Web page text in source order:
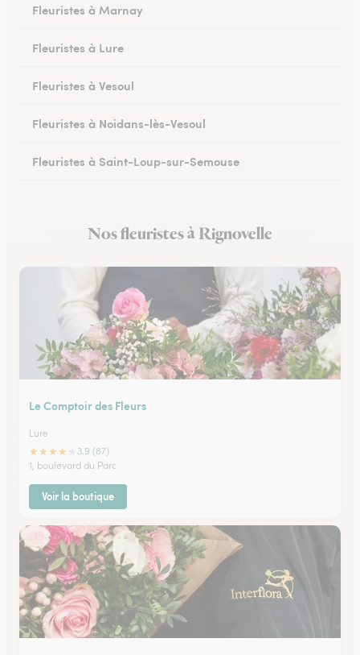
Fleuristes à Marnay
Fleuristes à Lure
Fleuristes à Vesoul
Fleuristes à Noidans-lès-Vesoul
Fleuristes à Saint-Loup-sur-Semouse
Fleuristes à Scey-sur-Saône-et-Saint-Albin
Nos fleuristes à Rignovelle
Le Comptoir des Fleurs
Lure
★★★★
3.9 (87)
1, boulevard du Parc
Voir la boutique